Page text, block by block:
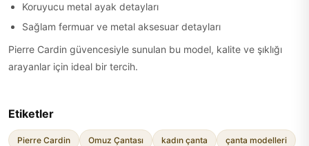
Koruyucu metal ayak detayları
Sağlam fermuar ve metal aksesuar detayları
Pierre Cardin güvencesiyle sunulan bu model, kalite ve şıklığı
arayanlar için ideal bir tercih.
Etiketler
Pierre Cardin Omuz Çantası kadın çanta çanta modelleri